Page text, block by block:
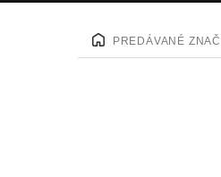
DOMOVPREDÁVANÉ